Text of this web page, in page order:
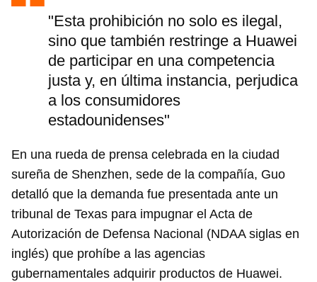
"Esta prohibición no solo es ilegal,
sino que también restringe a Huawei
de participar en una competencia
justa y, en última instancia, perjudica
a los consumidores
estadounidenses"
En una rueda de prensa celebrada en la ciudad
sureña de Shenzhen, sede de la compañía, Guo
detalló que la demanda fue presentada ante un
tribunal de Texas para impugnar el Acta de
Autorización de Defensa Nacional (NDAA siglas en
inglés) que prohíbe a las agencias
gubernamentales adquirir productos de Huawei.